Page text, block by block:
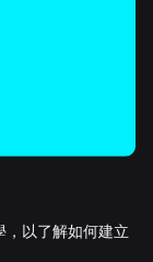
，以了解如何建立